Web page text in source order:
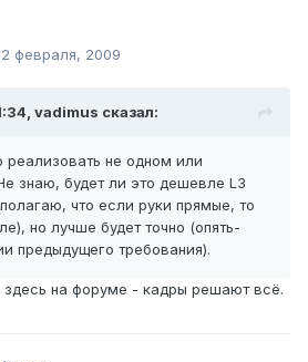
февраля, 2009
vadimus сказал:
реализовать не одном или
знаю, будет ли это дешевле L3
что если руки прямые, то
но лучше будет точно (опять-
предыдущего требования).
на форуме - кадры решают всё.